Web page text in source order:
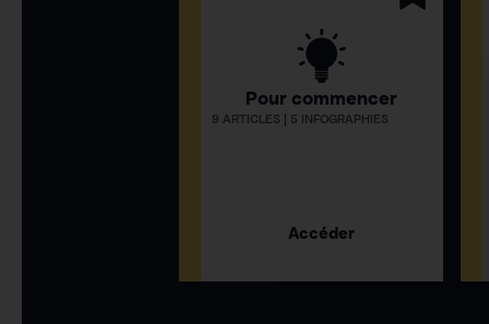
Pour commencer
9 ARTICLES | 5 INFOGRAPHIES
Accéder